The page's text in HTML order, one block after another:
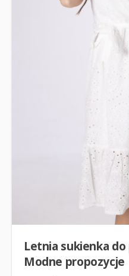
Letnia sukienka do
Modne propozycje